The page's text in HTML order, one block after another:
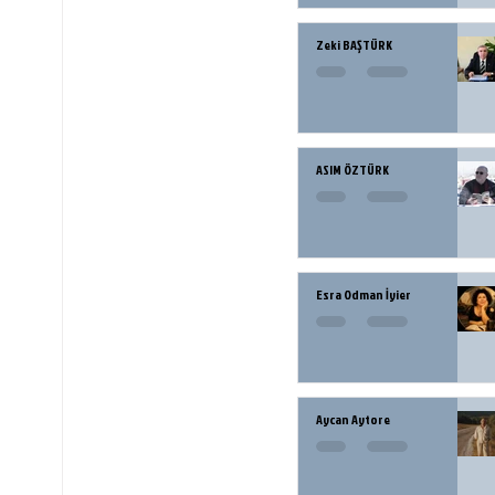
Zeki BAŞTÜRK
ASIM ÖZTÜRK
Esra Odman İyier
Aycan Aytore